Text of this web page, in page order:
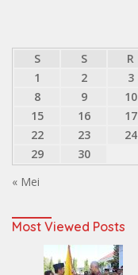
S
S R
1
2 3
8
9 10
15
16 17
22
23 24
29
30
« Mei
Most Viewed Posts